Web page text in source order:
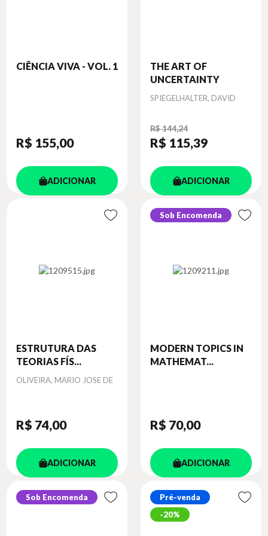
CIÊNCIA VIVA - VOL. 1
R$ 155,00
ADICIONAR
THE ART OF
UNCERTAINTY
Autor
SPIEGELHALTER, DAVID
R$ 144,24
R$ 115,39
ADICIONAR
ESTRUTURA DAS
TEORIAS FÍS...
Autor
OLIVEIRA, MARIO JOSE DE
R$ 74,00
ADICIONAR
Sob Encomenda
MODERN TOPICS IN
MATHEMAT...
R$ 70,00
ADICIONAR
Sob Encomenda
Pré-venda
20%